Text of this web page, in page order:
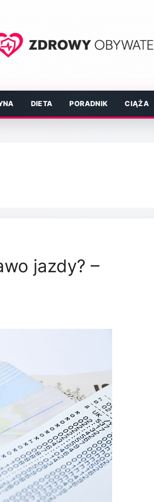
DIETA PORADNIK CIĄŻA
jazdy? –